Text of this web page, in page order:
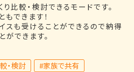
比較・検討できるモードです。
できます！
スも受けることができるので納得
ができます。
・検討
#家族で共有